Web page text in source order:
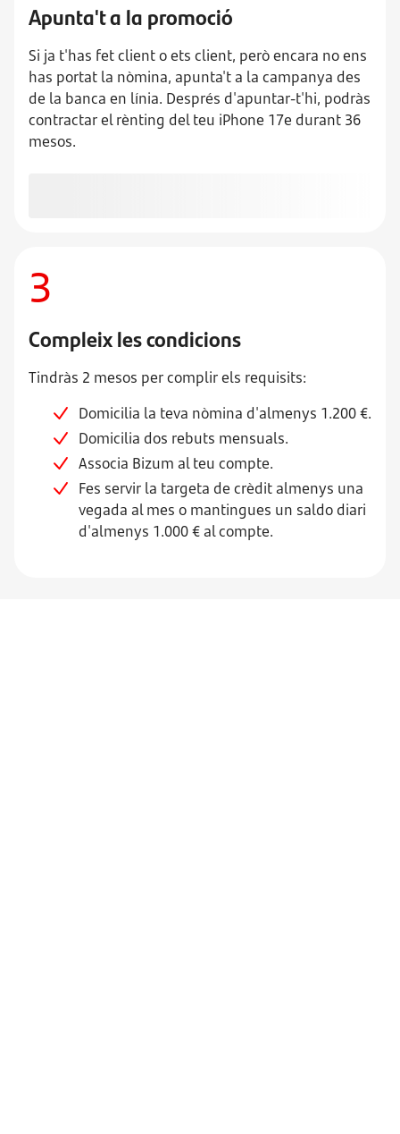
Apunta't a la promoció
Si ja t'has fet client o ets client, però encara no ens
has portat la nòmina, apunta't a la campanya des
de la banca en línia. Després d'apuntar-t'hi, podràs
contractar el rènting del teu iPhone 17e durant 36
mesos.
3
Compleix les condicions
Tindràs 2 mesos per complir els requisits:
Domicilia la teva nòmina d'almenys 1.200 €.
Domicilia dos rebuts mensuals.
Associa Bizum al teu compte.
Fes servir la targeta de crèdit almenys una
vegada al mes o mantingues un saldo diari
d'almenys 1.000 € al compte.